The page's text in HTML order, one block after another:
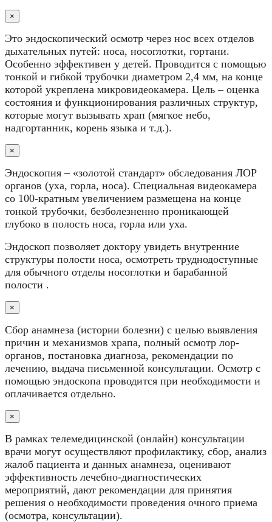
×
Это эндоскопический осмотр через нос всех отделов
дыхательных путей: носа, носоглотки, гортани.
Особенно эффективен у детей. Проводится с помощью
тонкой и гибкой трубочки диаметром 2,4 мм, на конце
которой укреплена микровидеокамера. Цель – оценка
состояния и функционирования различных структур,
которые могут вызывать храп (мягкое небо,
надгортанник, корень языка и т.д.).
×
Эндоскопия – «золотой стандарт» обследования ЛОР
органов (уха, горла, носа). Специальная видеокамера
со 100-кратным увеличением размещена на конце
тонкой трубочки, безболезненно проникающей
глубоко в полость носа, горла или уха.
Эндоскоп позволяет доктору увидеть внутренние
структуры полости носа, осмотреть труднодоступные
для обычного отделы носоглотки и барабанной
полости .
×
Сбор анамнеза (истории болезни) с целью выявления
причин и механизмов храпа, полный осмотр лор-
органов, постановка диагноза, рекомендации по
лечению, выдача письменной консультации. Осмотр с
помощью эндоскопа проводится при необходимости и
оплачивается отдельно.
×
В рамках телемедицинской (онлайн) консультации
врачи могут осуществляют профилактику, сбор, анализ
жалоб пациента и данных анамнеза, оценивают
эффективность лечебно-диагностических
мероприятий, дают рекомендации для принятия
решения о необходимости проведения очного приема
(осмотра, консультации).